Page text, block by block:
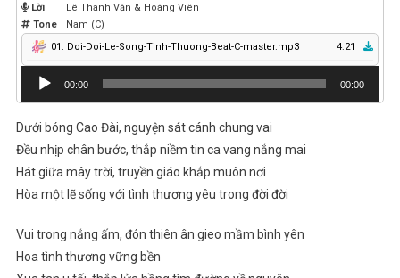
Lời
Lê Thanh Văn & Hoàng Viên
Tone
Nam (C)
01. Doi-Doi-Le-Song-Tinh-Thuong-Beat-C-master.mp3
4:21
Audio
Player
00:00 00:00
Dưới bóng Cao Đài, nguyện sát cánh chung vai
Đều nhịp chân bước, thắp niềm tin ca vang nắng mai
Hát giữa mây trời, truyền giáo khắp muôn nơi
Hòa một lẽ sống với tình thương yêu trong đời đời
Vui trong nắng ấm, đón thiên ân gieo mầm bình yên
Hoa tình thương vững bền